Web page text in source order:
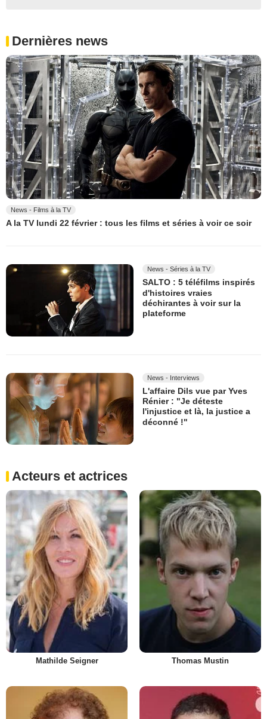
Dernières news
News - Films à la TV
A la TV lundi 22 février : tous les films et séries à voir ce soir
News - Séries à la TV
SALTO : 5 téléfilms inspirés
d'histoires vraies
déchirantes à voir sur la
plateforme
News - Interviews
L'affaire Dils vue par Yves
Rénier : "Je déteste
l'injustice et là, la justice a
déconné !"
Acteurs et actrices
Mathilde Seigner Thomas Mustin